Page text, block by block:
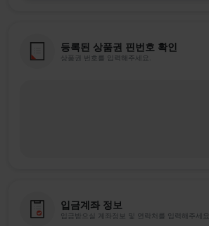
등록된 상품권 핀번호 확인
상품권 번호를 입력해주세요.
입금계좌 정보
입금받으실 계좌정보 및 연락처를 입력해주세요.